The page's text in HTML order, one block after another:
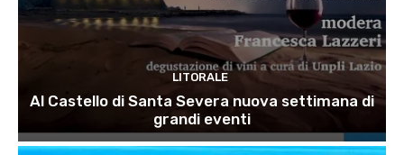
LITORALE
Al Castello di Santa Severa nuova settimana di
grandi eventi